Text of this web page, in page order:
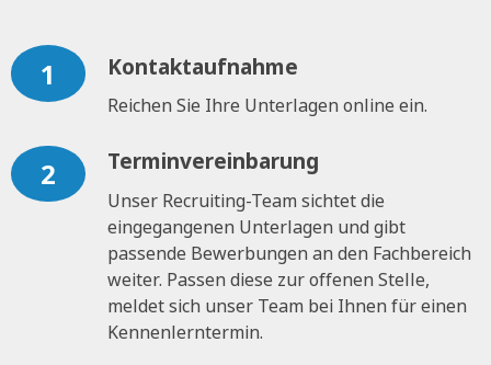
1 Kontaktaufnahme
Reichen Sie Ihre Unterlagen online ein.
2 Terminvereinbarung
Unser Recruiting-Team sichtet die
eingegangenen Unterlagen und gibt
passende Bewerbungen an den Fachbereich
weiter. Passen diese zur offenen Stelle,
meldet sich unser Team bei Ihnen für einen
Kennenlerntermin.